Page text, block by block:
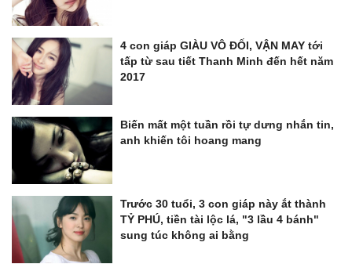
4 con giáp GIÀU VÔ ĐỐI, VẬN MAY tới
tấp từ sau tiết Thanh Minh đến hết năm
2017
Biến mất một tuần rồi tự dưng nhắn tin,
anh khiến tôi hoang mang
Trước 30 tuổi, 3 con giáp này ắt thành
TỶ PHÚ, tiền tài lộc lá, "3 lầu 4 bánh"
sung túc không ai bằng